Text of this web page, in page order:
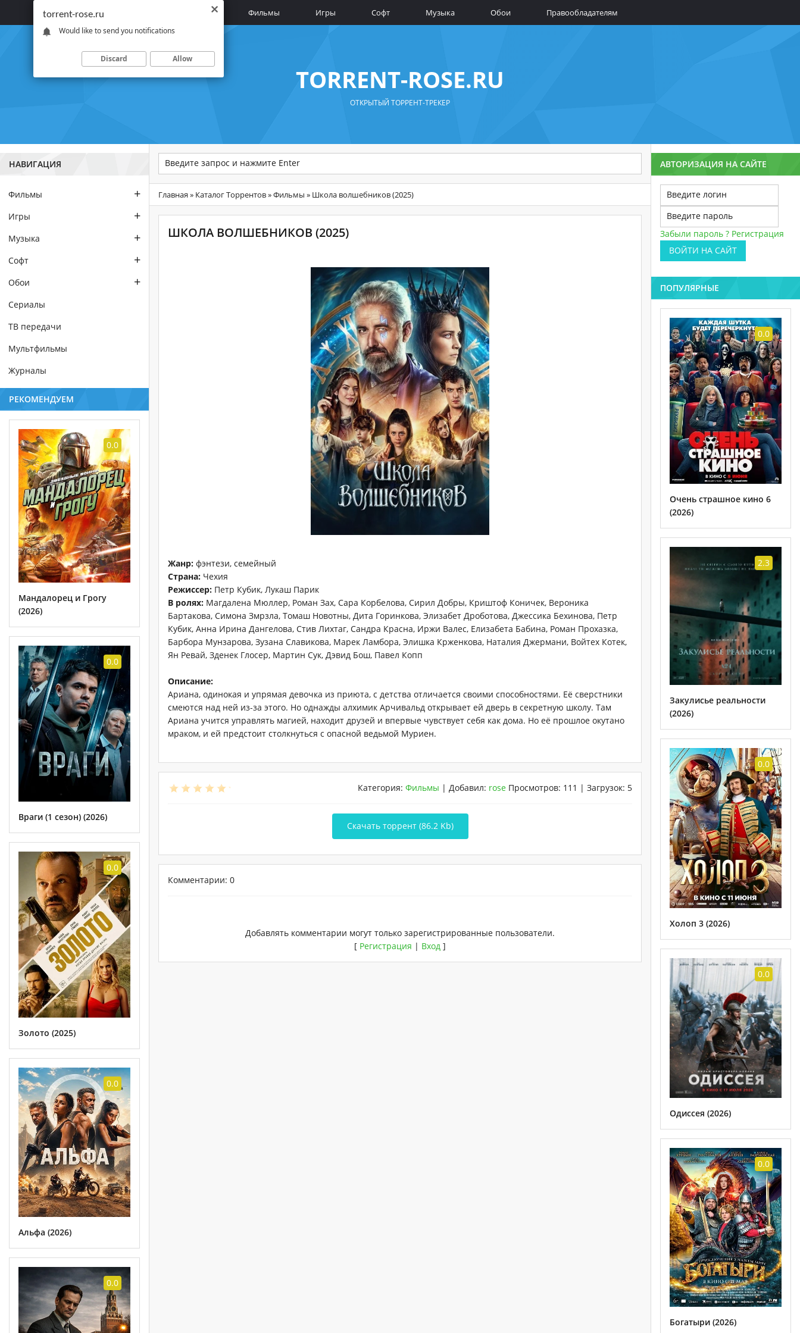
Главная Фильмы Игры Софт Музыка Обои Правообладателям
TORRENT-ROSE.RU
ОТКРЫТЫЙ ТОРРЕНТ-ТРЕКЕР
НАВИГАЦИЯ
Фильмы +
Игры +
Музыка +
Софт +
Обои +
Сериалы
ТВ передачи
Мультфильмы
Журналы
РЕКОМЕНДУЕМ
0.0
Мандалорец и Грогу
(2026)
0.0
Враги (1 сезон) (2026)
0.0
Золото (2025)
0.0
Альфа (2026)
0.0
Главная » Каталог Торрентов»Фильмы » Школа волшебников (2025)
ШКОЛА ВОЛШЕБНИКОВ (2025)
Жанр: фэнтези, семейный
Страна: Чехия
Режиссер: Петр Кубик, Лукаш Парик
В ролях: Магдалена Мюллер, Роман Зах, Сара Корбелова, Сирил Добры, Криштоф Коничек, Вероника
Бартакова, Симона Змрзла, Томаш Новотны, Дита Горинкова, Элизабет Дроботова, Джессика Бехинова, Петр
Кубик, Анна Ирина Дангелова, Стив Лихтаг, Сандра Красна, Иржи Валес, Елизабета Бабина, Роман Прохазка,
Барбора Мунзарова, Зузана Славикова, Марек Ламбора, Элишка Крженкова, Наталия Джермани, Войтех Котек,
Ян Ревай, Зденек Глосер, Мартин Сук, Дэвид Бош, Павел Копп
Описание:
Ариана, одинокая и упрямая девочка из приюта, с детства отличается своими способностями. Её сверстники
смеются над ней из-за этого. Но однажды алхимик Арчивальд открывает ей дверь в секретную школу. Там
Ариана учится управлять магией, находит друзей и впервые чувствует себя как дома. Но её прошлое окутано
мраком, и ей предстоит столкнуться с опасной ведьмой Муриен.
Категория: Фильмы | Добавил: rose Просмотров: 111 | Загрузок: 5
Скачать торрент (86.2 Kb)
Комментарии: 0
Добавлять комментарии могут только зарегистрированные пользователи.
[ Регистрация | Вход ]
АВТОРИЗАЦИЯ НА САЙТЕ
Забыли пароль ? Регистрация
ВОЙТИ НА САЙТ
ПОПУЛЯРНЫЕ
0.0
Очень страшное кино 6
(2026)
2.3
Закулисье реальности
(2026)
0.0
Холоп 3 (2026)
0.0
Одиссея (2026)
0.0
Богатыри (2026)
torrent-rose.ru
Would like to send you notifications
Discard Allow